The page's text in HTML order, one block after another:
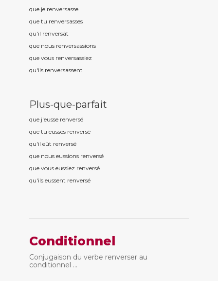
que je renversasse
que tu renversasses
qu'il renversât
que nous renversassions
que vous renversassiez
qu'ils renversassent
Plus-que-parfait
que j'eusse renversé
que tu eusses renversé
qu'il eût renversé
que nous eussions renversé
que vous eussiez renversé
qu'ils eussent renversé
Conditionnel
Conjugaison du verbe renverser au
conditionnel ...